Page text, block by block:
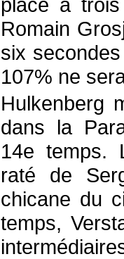
Romain
six
107% ne
Hulkenberg
dans la
14e temps.
raté de
chicane du
temps,